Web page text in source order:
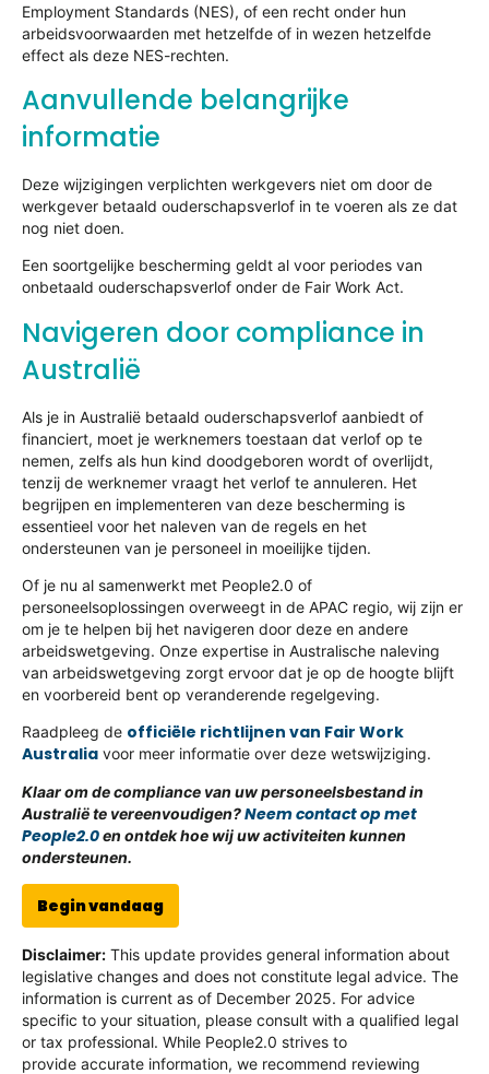
Employment Standards (NES), of een recht onder hun
arbeidsvoorwaarden met hetzelfde of in wezen hetzelfde
effect als deze NES-rechten.
Aanvullende belangrijke
informatie
Deze wijzigingen verplichten werkgevers niet om door de
werkgever betaald ouderschapsverlof in te voeren als ze dat
nog niet doen.
Een soortgelijke bescherming geldt al voor periodes van
onbetaald ouderschapsverlof onder de Fair Work Act.
Navigeren door compliance in
Australië
Als je in Australië betaald ouderschapsverlof aanbiedt of
financiert, moet je werknemers toestaan dat verlof op te
nemen, zelfs als hun kind doodgeboren wordt of overlijdt,
tenzij de werknemer vraagt het verlof te annuleren. Het
begrijpen en implementeren van deze bescherming is
essentieel voor het naleven van de regels en het
ondersteunen van je personeel in moeilijke tijden.
Of je nu al samenwerkt met People2.0 of
personeelsoplossingen overweegt in de APAC regio, wij zijn er
om je te helpen bij het navigeren door deze en andere
arbeidswetgeving. Onze expertise in Australische naleving
van arbeidswetgeving zorgt ervoor dat je op de hoogte blijft
en voorbereid bent op veranderende regelgeving.
Raadpleeg de officiële richtlijnen van Fair Work
Australia voor meer informatie over deze wetswijziging.
Klaar om de compliance van uw personeelsbestand in
Australië te vereenvoudigen?Neem contact op met
People2.0en ontdek hoe wij uw activiteiten kunnen
ondersteunen.
Begin vandaag
Disclaimer: This update provides general information about
legislative changes and does not constitute legal advice. The
information is current as of December 2025. For advice
specific to your situation, please consult with a qualified legal
or tax professional. While People2.0 strives to
provide accurate information, we recommend reviewing